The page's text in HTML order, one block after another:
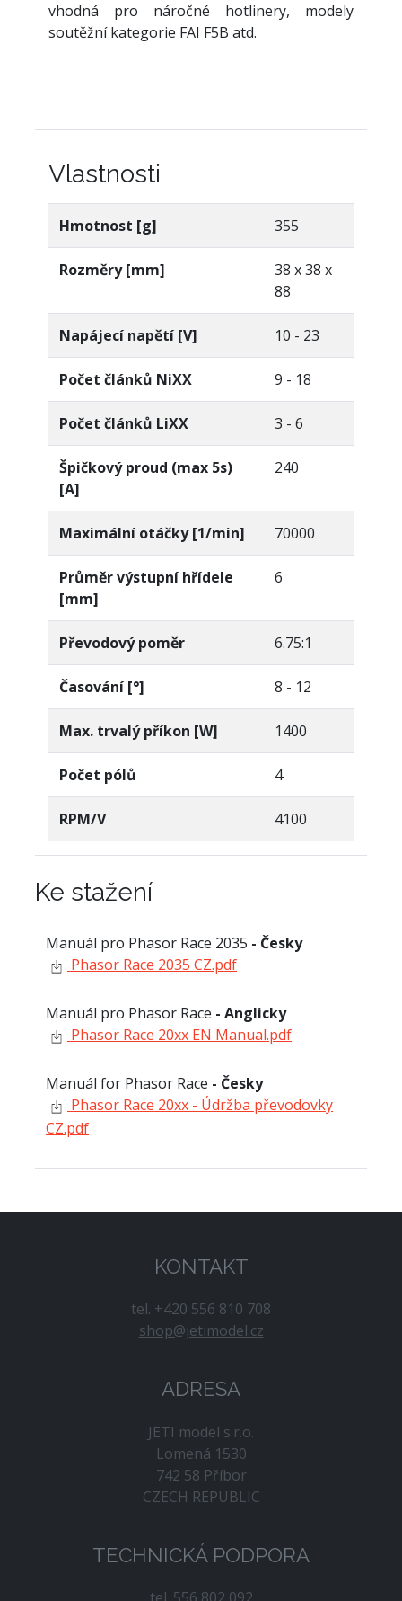
vhodná pro náročné hotlinery, modely
soutěžní kategorie FAI F5B atd.
Vlastnosti
Hmotnost [g] 355
Rozměry [mm]
38 x 38 x
88
Napájecí napětí [V] 10 - 23
Počet článků NiXX 9 - 18
Počet článků LiXX 3 - 6
Špičkový proud (max 5s)
[A]
240
Maximální otáčky [1/min] 70000
Průměr výstupní hřídele
[mm]
6
Převodový poměr 6.75:1
Časování [°] 8 - 12
Max. trvalý příkon [W] 1400
Počet pólů 4
RPM/V 4100
Ke stažení
Manuál pro Phasor Race 2035 - Česky
Phasor Race 2035 CZ.pdf
Manuál pro Phasor Race - Anglicky
Phasor Race 20xx EN Manual.pdf
Manuál for Phasor Race - Česky
Phasor Race 20xx - Údržba převodovky
CZ.pdf
KONTAKT
tel. +420 556 810 708
shop@jetimodel.cz
ADRESA
JETI model s.r.o.
Lomená 1530
742 58 Příbor
CZECH REPUBLIC
TECHNICKÁ PODPORA